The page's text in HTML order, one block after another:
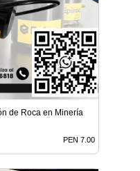
de Roca en Minería
PEN 7.00